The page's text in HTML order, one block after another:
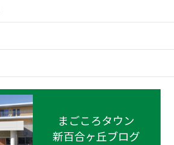
まごころタウン
新百合ヶ丘ブログ